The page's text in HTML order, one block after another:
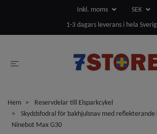
Inkl. moms
SEK
1-3 dagars leverans i hela
Hem
Reservdelar till Elsparkcykel
Skyddsfodral för bakhjulsnav med
Ninebot Max G30